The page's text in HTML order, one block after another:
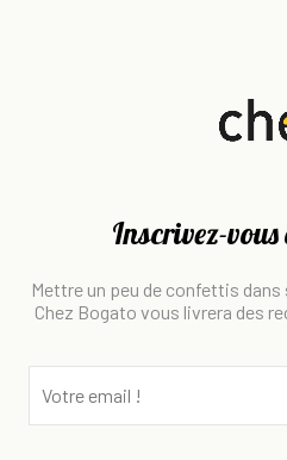
Inscrivez-
Mettre un peu de confettis
Chez Bogato vous livrera des